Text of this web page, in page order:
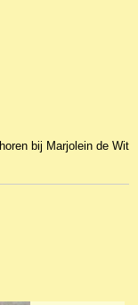
bij Marjolein de Wit